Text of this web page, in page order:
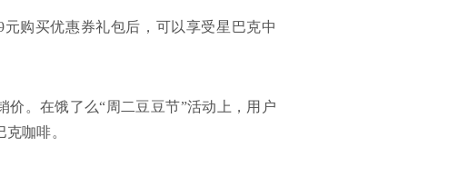
购买优惠券礼包后，可以享受星巴克中
价。在饿了么“周二豆豆节”活动上，用户
咖啡。